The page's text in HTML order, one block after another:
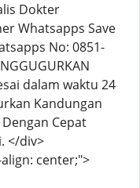
Dokter
Whatsapps Save
No: 0851-
dalam waktu 24
Kandungan
Dengan Cepat
</div>
center;">